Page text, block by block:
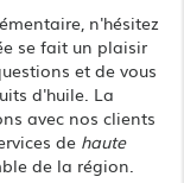
n'hésitez
se fait un plaisir
et de vous
d'huile. La
avec nos clients
de haute
de la région.